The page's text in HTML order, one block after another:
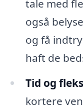
tale med
også
og få
haft de
Tid og
kortere